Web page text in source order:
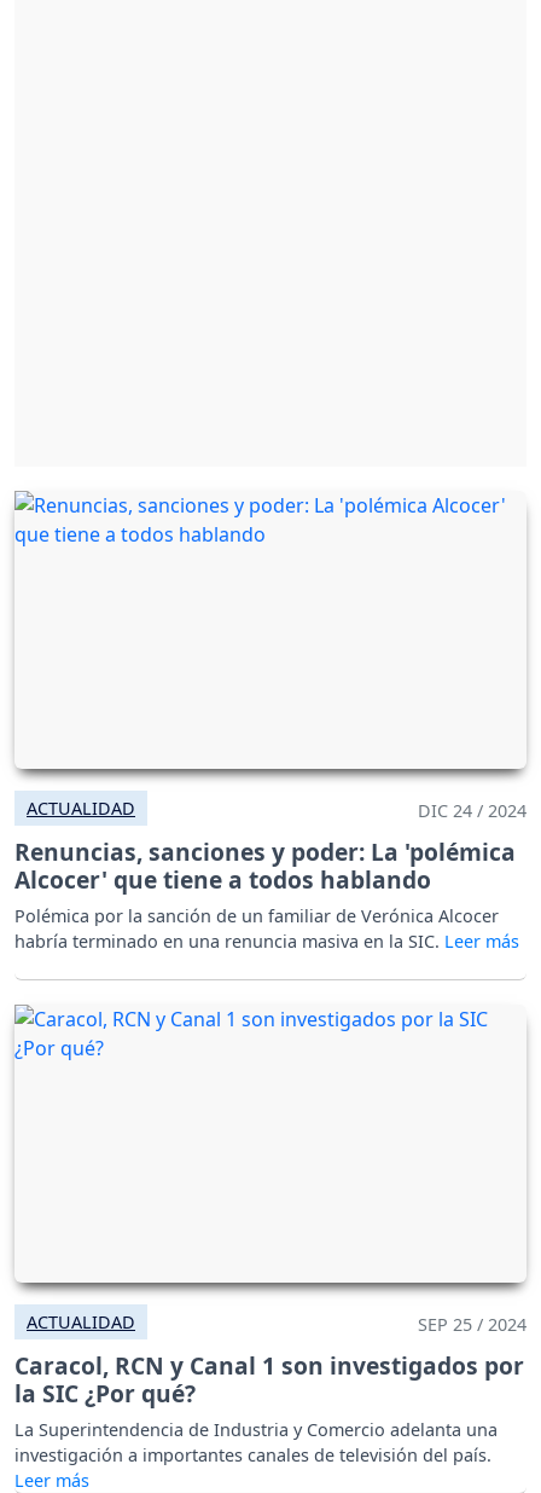
ACTUALIDAD DIC 24 / 2024
Renuncias, sanciones y poder: La 'polémica
Alcocer' que tiene a todos hablando
Polémica por la sanción de un familiar de Verónica Alcocer
habría terminado en una renuncia masiva en la SIC.
ACTUALIDAD SEP 25 / 2024
Caracol, RCN y Canal 1 son investigados por
la SIC ¿Por qué?
La Superintendencia de Industria y Comercio adelanta una
investigación a importantes canales de televisión del país.